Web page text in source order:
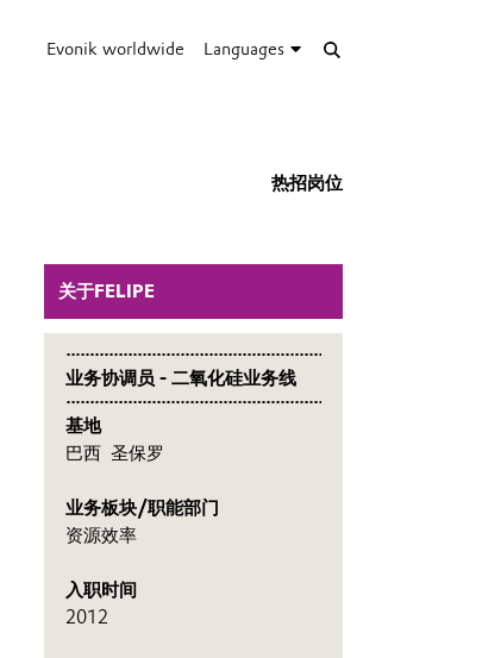
Evonik worldwide Languages
热招岗位
关于FELIPE
业务协调员 - 二氧化硅业务线
基地
巴西 圣保罗
业务板块/职能部门
资源效率
入职时间
2012